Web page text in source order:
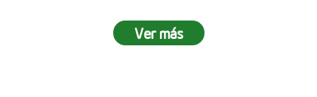
Ver más